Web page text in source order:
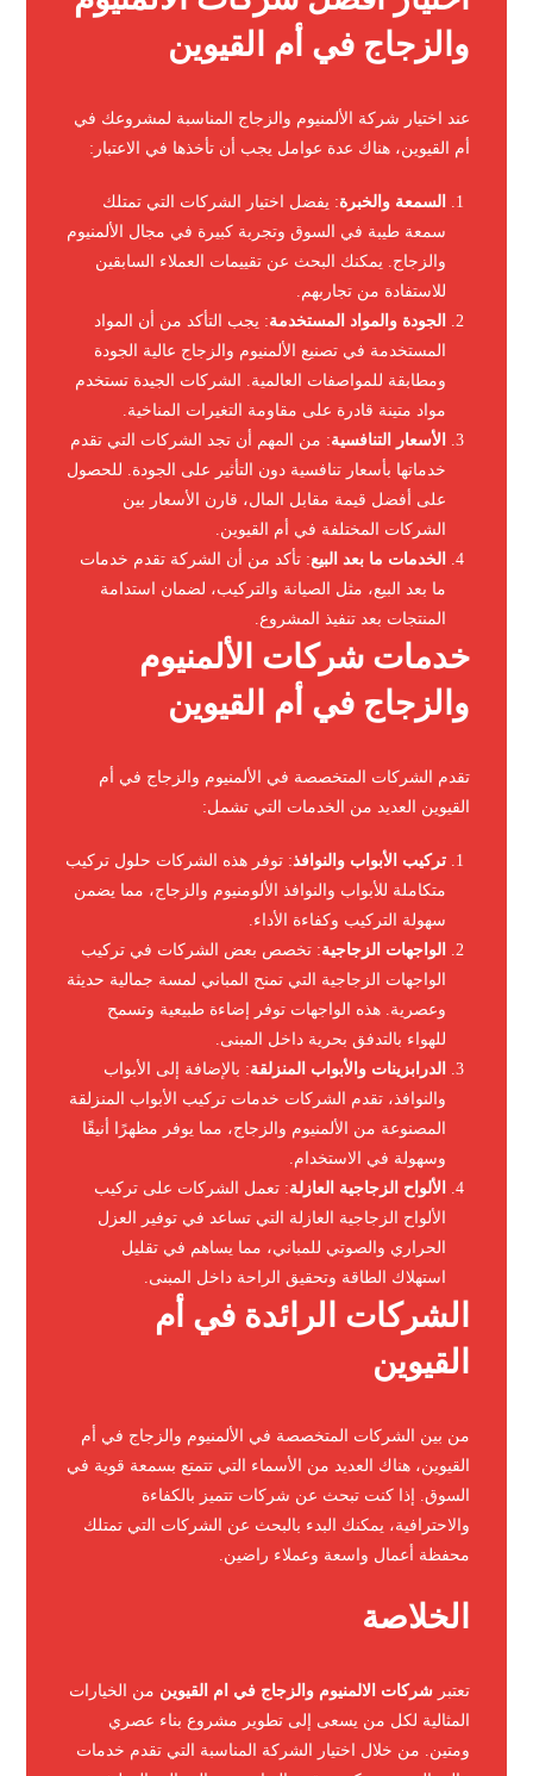
والزجاج في أم القيوين
عند اختيار شركة الألمنيوم والزجاج المناسبة لمشروعك في
أم القيوين، هناك عدة عوامل يجب أن تأخذها في الاعتبار:
السمعة والخبرة: يفضل اختيار الشركات التي تمتلك
سمعة طيبة في السوق وتجربة كبيرة في مجال الألمنيوم
والزجاج. يمكنك البحث عن تقييمات العملاء السابقين
للاستفادة من تجاربهم.
الجودة والمواد المستخدمة: يجب التأكد من أن المواد
المستخدمة في تصنيع الألمنيوم والزجاج عالية الجودة
ومطابقة للمواصفات العالمية. الشركات الجيدة تستخدم
مواد متينة قادرة على مقاومة التغيرات المناخية.
الأسعار التنافسية: من المهم أن تجد الشركات التي تقدم
خدماتها بأسعار تنافسية دون التأثير على الجودة. للحصول
على أفضل قيمة مقابل المال، قارن الأسعار بين
الشركات المختلفة في أم القيوين.
الخدمات ما بعد البيع: تأكد من أن الشركة تقدم خدمات
ما بعد البيع، مثل الصيانة والتركيب، لضمان استدامة
المنتجات بعد تنفيذ المشروع.
خدمات شركات الألمنيوم
والزجاج في أم القيوين
تقدم الشركات المتخصصة في الألمنيوم والزجاج في أم
القيوين العديد من الخدمات التي تشمل:
تركيب الأبواب والنوافذ: توفر هذه الشركات حلول تركيب
متكاملة للأبواب والنوافذ الألومنيوم والزجاج، مما يضمن
سهولة التركيب وكفاءة الأداء.
الواجهات الزجاجية: تخصص بعض الشركات في تركيب
الواجهات الزجاجية التي تمنح المباني لمسة جمالية حديثة
وعصرية. هذه الواجهات توفر إضاءة طبيعية وتسمح
للهواء بالتدفق بحرية داخل المبنى.
الدرابزينات والأبواب المنزلقة: بالإضافة إلى الأبواب
والنوافذ، تقدم الشركات خدمات تركيب الأبواب المنزلقة
المصنوعة من الألمنيوم والزجاج، مما يوفر مظهرًا أنيقًا
وسهولة في الاستخدام.
الألواح الزجاجية العازلة: تعمل الشركات على تركيب
الألواح الزجاجية العازلة التي تساعد في توفير العزل
الحراري والصوتي للمباني، مما يساهم في تقليل
استهلاك الطاقة وتحقيق الراحة داخل المبنى.
الشركات الرائدة في أم
القيوين
من بين الشركات المتخصصة في الألمنيوم والزجاج في أم
القيوين، هناك العديد من الأسماء التي تتمتع بسمعة قوية في
السوق. إذا كنت تبحث عن شركات تتميز بالكفاءة
والاحترافية، يمكنك البدء بالبحث عن الشركات التي تمتلك
محفظة أعمال واسعة وعملاء راضين.
الخلاصة
تعتبرشركات الالمنيوم والزجاج في ام القيوين من الخيارات
المثالية لكل من يسعى إلى تطوير مشروع بناء عصري
ومتين. من خلال اختيار الشركة المناسبة التي تقدم خدمات